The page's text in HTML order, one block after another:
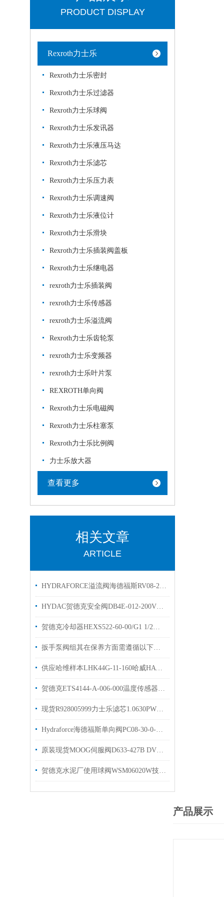
PRODUCT DISPLAY
Rexroth力士乐
Rexroth力士乐密封
Rexroth力士乐过滤器
Rexroth力士乐球阀
Rexroth力士乐发讯器
Rexroth力士乐液压马达
Rexroth力士乐滤芯
Rexroth力士乐压力表
Rexroth力士乐调速阀
Rexroth力士乐液位计
Rexroth力士乐滑块
Rexroth力士乐插装阀盖板
Rexroth力士乐继电器
rexroth力士乐插装阀
rexroth力士乐传感器
rexroth力士乐溢流阀
Rexroth力士乐齿轮泵
rexroth力士乐变频器
rexroth力士乐叶片泵
REXROTH单向阀
Rexroth力士乐电磁阀
Rexroth力士乐柱塞泵
Rexroth力士乐比例阀
力士乐放大器
查看更多
相关文章
ARTICLE
HYDRAFORCE溢流阀海德福斯RV08-20A-0-N优势出售
HYDAC贺德克安全阀DB4E-012-200V溢流阀有库存
贺德克冷却器HEXS522-60-00/G1 1/2换热器3383910原装出售
扳手泵阀组其在保养方面需遵循以下步骤
供应哈维样本LHK44G-11-160哈威HAWE平衡阀技术参数
贺德克ETS4144-A-006-000温度传感器库存出售
现货R928005999力士乐滤芯1.0630PWR10-A00-0-M
Hydraforce海德福斯单向阀PC08-30-0-N库存优势出售
原装现货MOOG伺服阀D633-427B DVV伺服阀样本
贺德克水泥厂使用球阀WSM06020W技术规格说明
产品展示